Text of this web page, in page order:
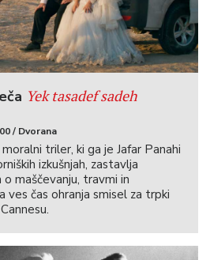
Yek tasadef sadeh
/ Dvorana
triler, ki ga je Jafar Panahi
izkušnjah, zastavlja
maščevanju, travmi in
ves čas ohranja smisel za trpki